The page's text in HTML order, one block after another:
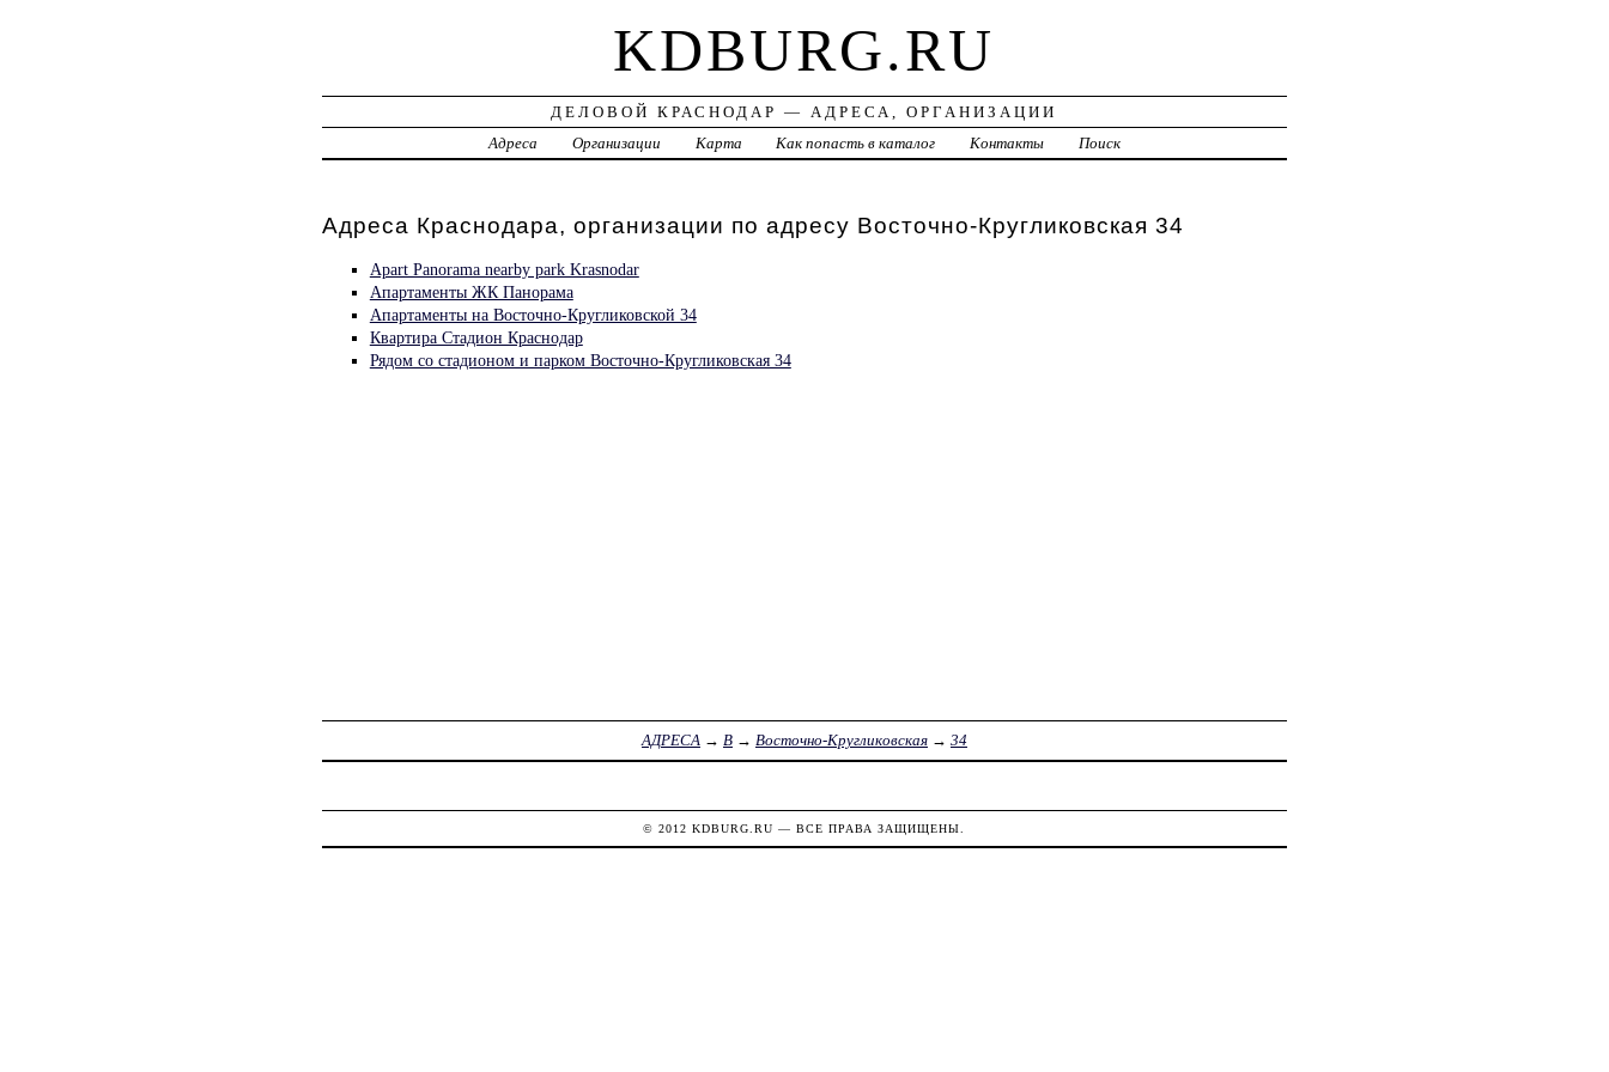
KDBURG.RU
ДЕЛОВОЙ КРАСНОДАР — АДРЕСА, ОРГАНИЗАЦИИ
Адреса
Организации Карта Как попасть в каталог Контакты Поиск
Адреса Краснодара, организации по адресу Восточно-Кругликовская 34
Apart Panorama nearby park Krasnodar
Апартаменты ЖК Панорама
Апартаменты на Восточно-Кругликовской 34
Квартира Стадион Краснодар
Рядом со стадионом и парком Восточно-Кругликовская 34
АДРЕСА→ В→ Восточно-Кругликовская→ 34
© 2012KDBURG.RU — ВСЕ ПРАВА ЗАЩИЩЕНЫ.